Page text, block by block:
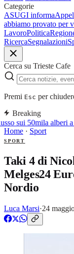
Categorie
ASUGI informa
abbiamo provato per
LavoroPolitica
RicercaSegnalazioni
Cerca su Trieste Cafe
Premi Esc per
Breaking
sui 50mila alberi
Home · Sport
SPORT
Taki 4 di
Melges24
Nordio
Luca Marsi·24